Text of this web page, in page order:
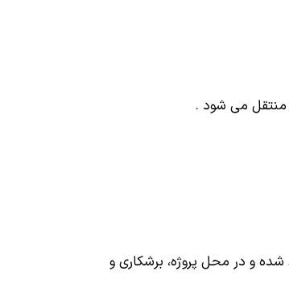
منتقل می شود .
و در محل پروژه، برشکاری و